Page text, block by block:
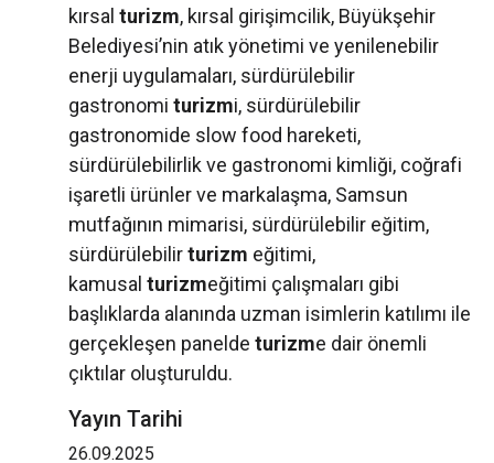
kırsal turizm, kırsal girişimcilik, Büyükşehir
Belediyesi’nin atık yönetimi ve yenilenebilir
enerji uygulamaları, sürdürülebilir
gastronomi turizmi, sürdürülebilir
gastronomide slow food hareketi,
sürdürülebilirlik ve gastronomi kimliği, coğrafi
işaretli ürünler ve markalaşma, Samsun
mutfağının mimarisi, sürdürülebilir eğitim,
sürdürülebilirturizm eğitimi,
kamusal turizmeğitimi çalışmaları gibi
başlıklarda alanında uzman isimlerin katılımı ile
gerçekleşen panelde turizme dair önemli
çıktılar oluşturuldu.
Yayın Tarihi
26.09.2025